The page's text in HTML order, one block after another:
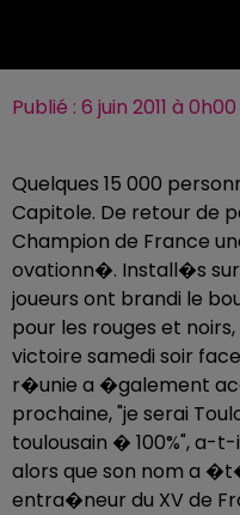
Publié : 6 juin 2011 à
Quelques 15 000
Capitole. De retour de
Champion de France
ovationn�. Install�s
joueurs ont brandi le
pour les rouges et
victoire samedi soir
r�unie a �galement
prochaine, "je serai
toulousain � 100%",
alors que son nom a
entra�neur du XV de